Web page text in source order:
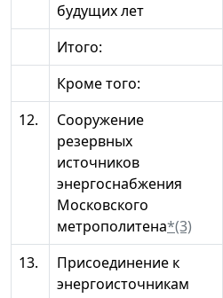
будущих лет
Итого:
Кроме того:
12.
Сооружение
резервных
источников
энергоснабжения
Московского
метрополитена*(3)
13.
Присоединение к
энергоисточникам